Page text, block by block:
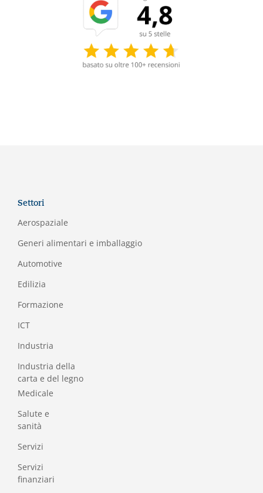
Settori
Aerospaziale
Generi alimentari e imballaggio
Automotive
Edilizia
Formazione
ICT
Industria
Industria della
carta e del legno
Medicale
Salute e
sanità
Servizi
Servizi
finanziari